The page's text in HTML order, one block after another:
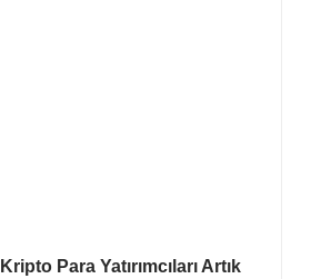
Kripto Para Yatırımcıları Artık